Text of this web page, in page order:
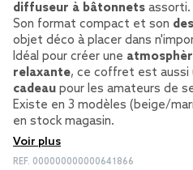
diffuseur à bâtonnets assorti.
Son format compact et son
objet déco à placer dans
Idéal pour créer une
relaxante, ce coffret est aussi
cadeau pour les amateurs de
Existe en 3 modèles (beige/
en stock magasin.
Voir plus
REF. 000000000000641866